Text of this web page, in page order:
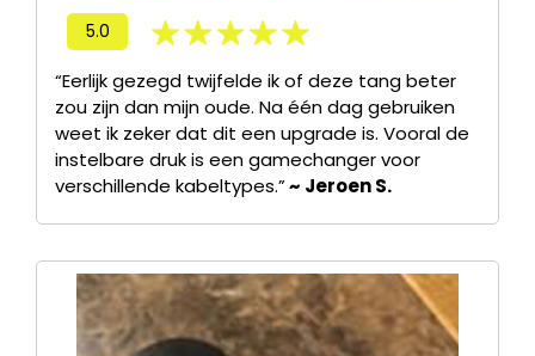
5.0
“Eerlijk gezegd twijfelde ik of deze tang beter
zou zijn dan mijn oude. Na één dag gebruiken
weet ik zeker dat dit een upgrade is. Vooral de
instelbare druk is een gamechanger voor
verschillende kabeltypes.”~ Jeroen S.